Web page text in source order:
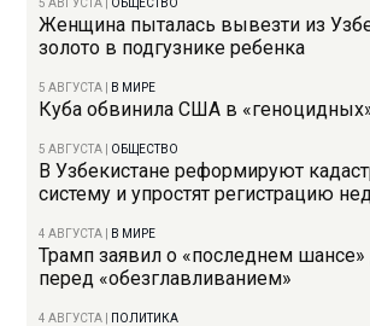
Женщина пыталась вывезти из
золото в подгузнике ребенка
5 АВГУСТА В МИРЕ
Куба обвинила США в
5 АВГУСТА ОБЩЕСТВО
В Узбекистане реформируют
систему и упростят регистрацию
4 АВГУСТА В МИРЕ
Трамп заявил о «последнем
перед «обезглавливанием»
4 АВГУСТА ПОЛИТИКА